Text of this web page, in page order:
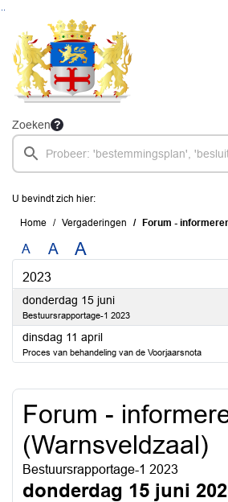
Ga naar de inhoud van deze pagina
Ga naar het zoeken
Ga naar het menu
Zoeken
U bevindt zich hier:
Home Vergaderingen Forum -
A A A
2023
donderdag 15 juni2023
Bestuursrapportage-1 2023
dinsdag 11 april2023
Proces van behandeling van de Voorjaarsnota
Forum -
(Warnsveldzaal)
Bestuursrapportage-1 2023
donderdag 15 juni